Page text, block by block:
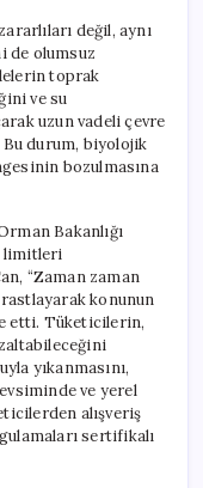
değil, aynı
de olumsuz
toprak
ve su
uzun vadeli çevre
durum, biyolojik
bozulmasına
Bakanlığı
limitleri
“Zaman zaman
konunun
etti. Tüketicilerin,
yıkanmasını,
ve yerel
alışveriş
sertifikalı